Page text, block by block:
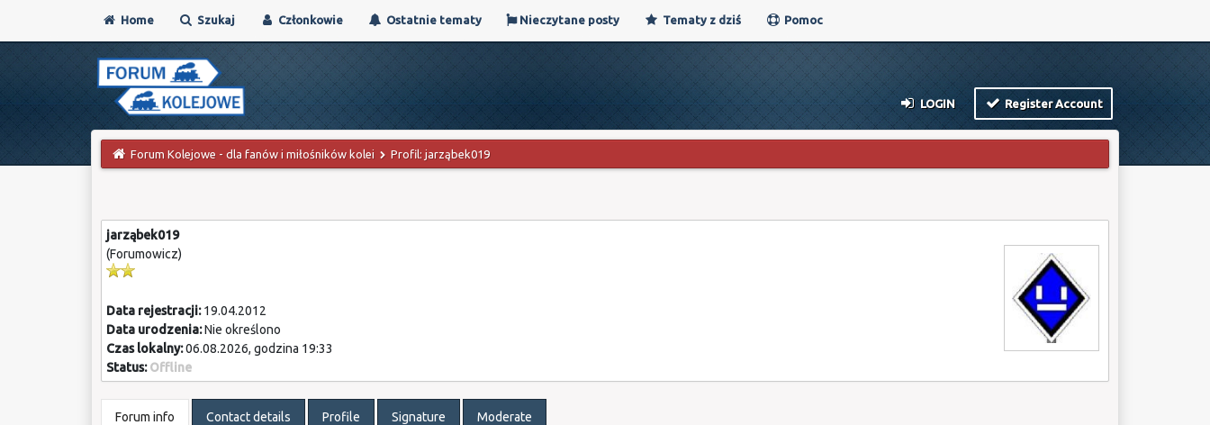
Home Szukaj Członkowie Ostatnie tematy Nieczytane posty Tematy z dziś Pomoc
LOGIN Register Account
Forum Kolejowe - dla fanów i miłośników kolei Profil: jarząbek019
jarząbek019
(Forumowicz)
Data rejestracji:19.04.2012
Data urodzenia:Nie określono
Czas lokalny:06.08.2026, godzina 19:33
Status: Offline
Forum info Contact details Profile Signature Moderate